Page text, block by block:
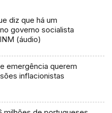
diz que há um
governo socialista
(áudio)
emergência querem
inflacionistas